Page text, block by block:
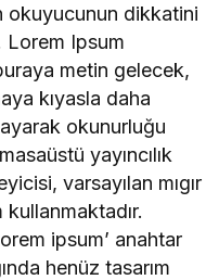
okuyucunun dikkatini
Lorem Ipsum
metin gelecek,
kıyasla daha
okunurluğu
yayıncılık
varsayılan mıgır
ipsum’ anahtar
henüz tasarım